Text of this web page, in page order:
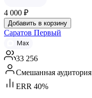
4 000 ₽
Добавить в корзину
Саратов Первый
Max
33 256
Смешанная аудитория
ERR 40%